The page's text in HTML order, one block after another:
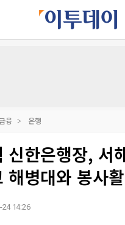
금융 은행
신한은행장, 서
해병대와 봉사
24 14:26